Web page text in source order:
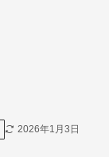
2026年1月3日